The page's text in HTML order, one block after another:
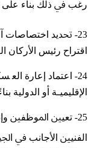
ﺭﻏﺐ ﰲ ﺫﻟﻚ ﺑﻨﺎﺀ ﻋﻠﻰ
23- ﲢﺪﻳﺪ
ﺍﻗﺘﺮﺍﺡ ﺭﺋﻴﺲ ﺍﻷﺭﻛﺎﻥ
24- ﺍﻋﺘﻤﺎﺩ ﺇﻋﺎﺭﺓ
ﺍﻹﻗﻠﻴﻤﻴـﺔ ﺃﻭ ﺍﻟﺪﻭﻟﻴﺔ
25- ﺗﻌﻴﲔ ﺍﳌﻮﻇﻔﲔ
ﺍﻟﻔﻨﻴﲔ ﺍﻷﺟﺎﻧﺐ ﰲ